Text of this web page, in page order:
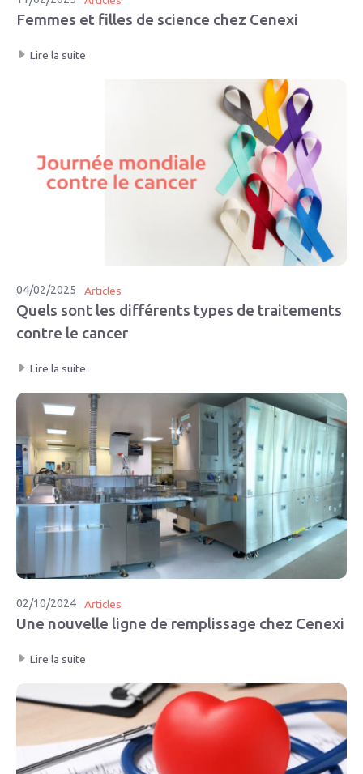
Femmes et filles de science chez Cenexi
Lire la suite
04/02/2025 Articles
Quels sont les différents types de traitements
contre le cancer
Lire la suite
02/10/2024 Articles
Une nouvelle ligne de remplissage chez Cenexi
Lire la suite